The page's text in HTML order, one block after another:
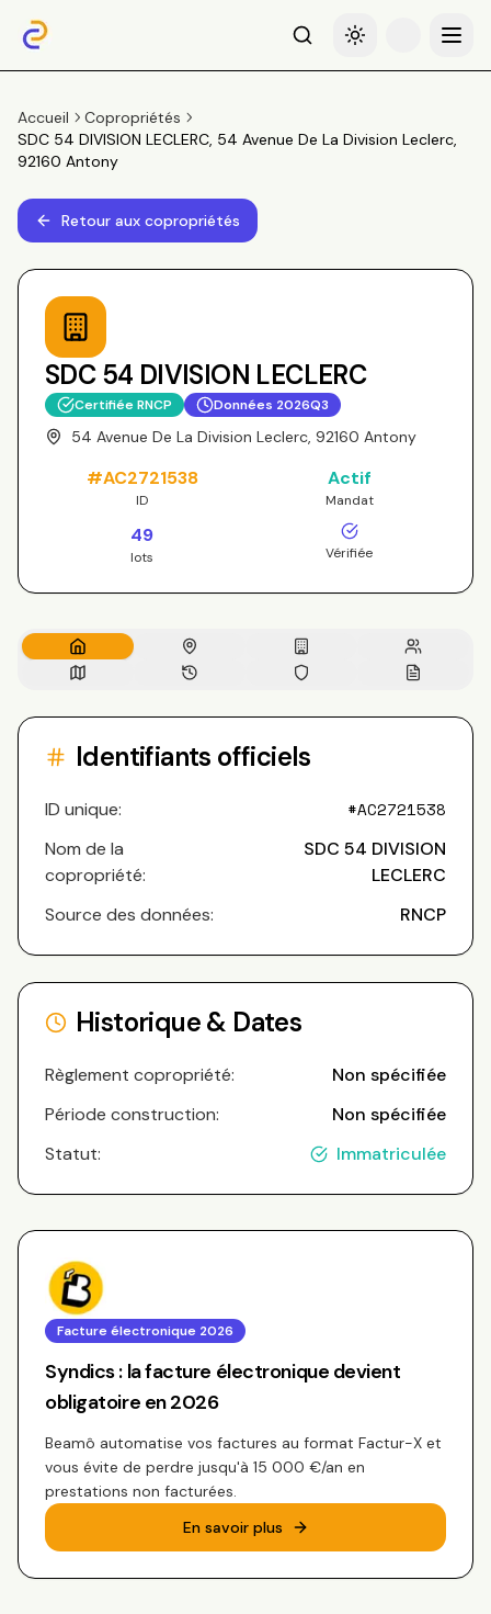
RechercheBasculer le thème
Menu
Accueil
Copropriétés
SDC 54 DIVISION LECLERC, 54 Avenue De La Division Leclerc,
92160 Antony
Retour aux copropriétés
SDC 54 DIVISION LECLERC
Certifiée RNCP Données 2026Q3
54 Avenue De La Division Leclerc, 92160 Antony
#AC2721538
ID
Actif
Mandat
49
lots Vérifiée
Identifiants officiels
ID unique: #AC2721538
Nom de la
copropriété:
SDC 54 DIVISION
LECLERC
Source des données:
RNCP
Historique & Dates
Règlement copropriété:
Non spécifiée
Période construction:
Non spécifiée
Statut:
Immatriculée
Facture électronique 2026
Syndics : la facture électronique devient
obligatoire en 2026
Beamô automatise vos factures au format Factur-X et
vous évite de perdre jusqu'à 15 000 €/an en
prestations non facturées.
En savoir plus